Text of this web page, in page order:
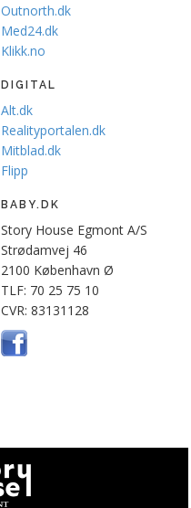
Outnorth.dk
Med24.dk
Klikk.no
DIGITAL
Alt.dk
Realityportalen.dk
Mitblad.dk
Flipp
BABY.DK
Story House Egmont A/S
Strødamvej 46
2100 København Ø
TLF: 70 25 75 10
CVR: 83131128